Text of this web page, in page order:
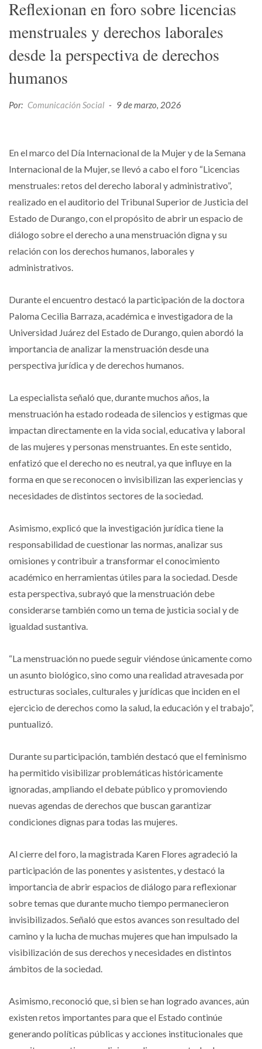
Reflexionan en foro sobre licencias
menstruales y derechos laborales
desde la perspectiva de derechos
humanos
Por: Comunicación Social - 9 de marzo, 2026
En el marco del Día Internacional de la Mujer y de la Semana
Internacional de la Mujer, se llevó a cabo el foro “Licencias
menstruales: retos del derecho laboral y administrativo”,
realizado en el auditorio del Tribunal Superior de Justicia del
Estado de Durango, con el propósito de abrir un espacio de
diálogo sobre el derecho a una menstruación digna y su
relación con los derechos humanos, laborales y
administrativos.
Durante el encuentro destacó la participación de la doctora
Paloma Cecilia Barraza, académica e investigadora de la
Universidad Juárez del Estado de Durango, quien abordó la
importancia de analizar la menstruación desde una
perspectiva jurídica y de derechos humanos.
La especialista señaló que, durante muchos años, la
menstruación ha estado rodeada de silencios y estigmas que
impactan directamente en la vida social, educativa y laboral
de las mujeres y personas menstruantes. En este sentido,
enfatizó que el derecho no es neutral, ya que influye en la
forma en que se reconocen o invisibilizan las experiencias y
necesidades de distintos sectores de la sociedad.
Asimismo, explicó que la investigación jurídica tiene la
responsabilidad de cuestionar las normas, analizar sus
omisiones y contribuir a transformar el conocimiento
académico en herramientas útiles para la sociedad. Desde
esta perspectiva, subrayó que la menstruación debe
considerarse también como un tema de justicia social y de
igualdad sustantiva.
“La menstruación no puede seguir viéndose únicamente como
un asunto biológico, sino como una realidad atravesada por
estructuras sociales, culturales y jurídicas que inciden en el
ejercicio de derechos como la salud, la educación y el trabajo”,
puntualizó.
Durante su participación, también destacó que el feminismo
ha permitido visibilizar problemáticas históricamente
ignoradas, ampliando el debate público y promoviendo
nuevas agendas de derechos que buscan garantizar
condiciones dignas para todas las mujeres.
Al cierre del foro, la magistrada Karen Flores agradeció la
participación de las ponentes y asistentes, y destacó la
importancia de abrir espacios de diálogo para reflexionar
sobre temas que durante mucho tiempo permanecieron
invisibilizados. Señaló que estos avances son resultado del
camino y la lucha de muchas mujeres que han impulsado la
visibilización de sus derechos y necesidades en distintos
ámbitos de la sociedad.
Asimismo, reconoció que, si bien se han logrado avances, aún
existen retos importantes para que el Estado continúe
generando políticas públicas y acciones institucionales que